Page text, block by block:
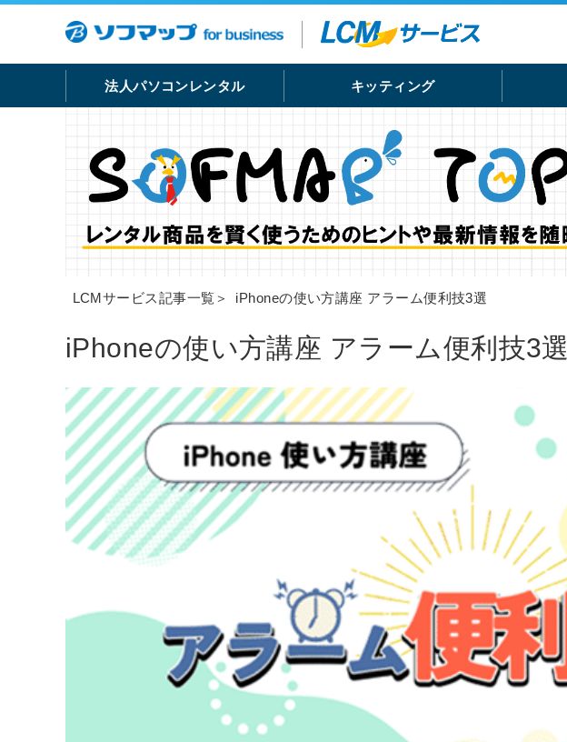
法人パソコンレンタル キッティング
LCMサービス記事一覧 ＞ iPhoneの使い方講座 アラーム便利技3選
iPhoneの使い方講座 アラーム便利技3選